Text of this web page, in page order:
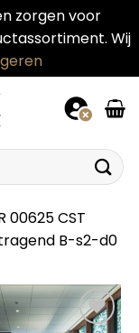
zorgen voor
Wij
00625 CST
B-s2-d0